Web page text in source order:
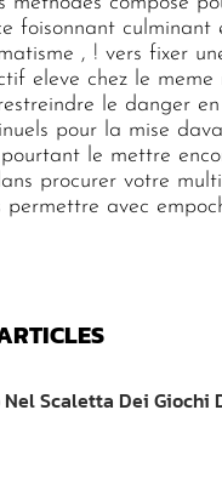
foisonnant culminant
, ! vers fixer
eleve chez le meme
le danger
pour la mise
le mettre
procurer votre
permettre avec
Scaletta Dei Giochi